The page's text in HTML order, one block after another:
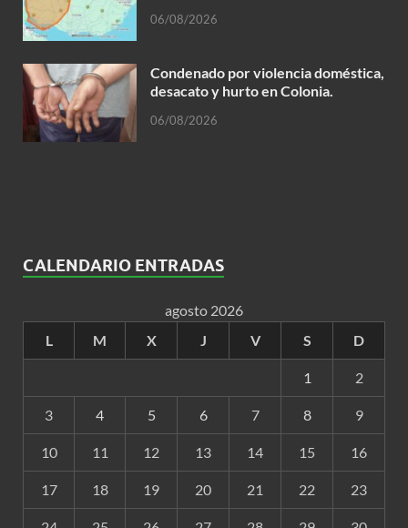
06/08/2026
Condenado por violencia doméstica,
desacato y hurto en Colonia.
06/08/2026
CALENDARIO ENTRADAS
agosto 2026
L
M X J V S D
1 2
3 4 5 6 7 8 9
10 11 12 13 14 15 16
17 18 19 20 21 22 23